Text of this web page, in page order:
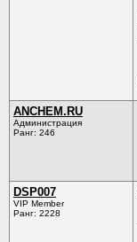
ANCHEM.RU
Администрация
Ранг: 246
DSP007
VIP Member
Ранг: 2228